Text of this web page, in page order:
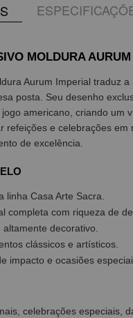
MOLDURA
Aurum Imperial traduz
posta. Seu desenho
americano, criando um
refeições e celebrações
de excelência.
linha Casa Arte Sacra.
completa com riqueza de
altamente decorativo.
clássicos e artísticos.
impacto e ocasiões
celebrações especiais,